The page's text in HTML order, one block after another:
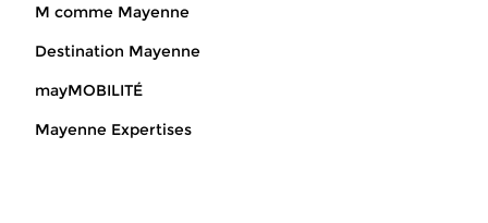
M comme Mayenne
Destination Mayenne
mayMOBILITÉ
Mayenne Expertises